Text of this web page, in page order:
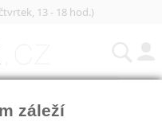
13 - 18 hod.)
záleží